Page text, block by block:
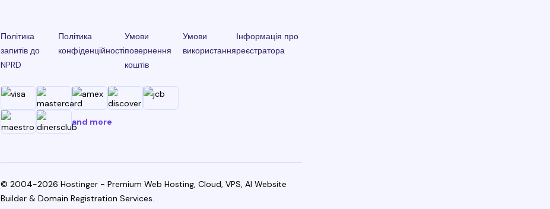
Політика
запитів до
NPRD
Політика
конфіденційності
Умови
повернення
коштів
Умови
використання
Інформація про
реєстратора
and more
© 2004-2026 Hostinger - Premium Web Hosting, Cloud, VPS, AI Website
Builder & Domain Registration Services.